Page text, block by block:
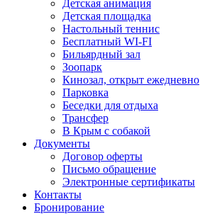
Детская анимация
Детская площадка
Настольный теннис
Бесплатный WI-FI
Бильярдный зал
Зоопарк
Кинозал, открыт ежедневно
Парковка
Беседки для отдыха
Трансфер
В Крым с собакой
Документы
Договор оферты
Письмо обращение
Электронные сертификаты
Контакты
Бронирование